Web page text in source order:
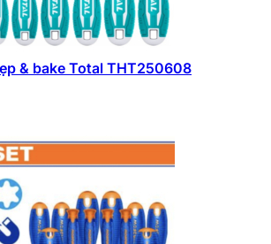
& bake Total THT250608